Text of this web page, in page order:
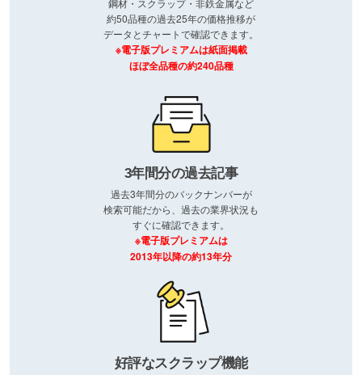
鋼材・スクラップ・非鉄金属など
約50品種の過去25年の価格推移が
データとチャートで確認できます。
※電子版プレミアムは紙面掲載
ほぼ全品種の約240品種
3年間分の過去記事
過去3年間分のバックナンバーが
検索可能だから、過去の業界状況も
すぐに確認できます。
※電子版プレミアムは
2013年以降の約13年分
好評なスクラップ機能